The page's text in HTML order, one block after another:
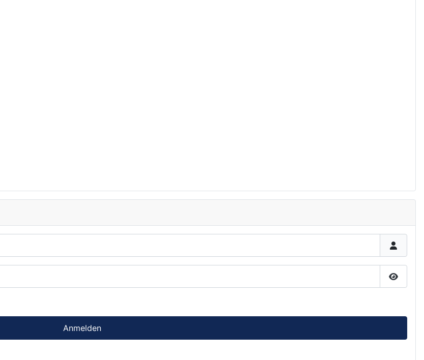
Anmelden